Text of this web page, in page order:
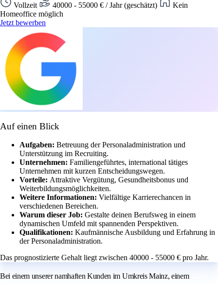
Vollzeit 40000 - 55000 € / Jahr (geschätzt)
Kein
Homeoffice möglich
Jetzt bewerben
Auf einen Blick
Aufgaben: Betreuung der Personaladministration und
Unterstützung im Recruiting.
Unternehmen: Familiengeführtes, international tätiges
Unternehmen mit kurzen Entscheidungswegen.
Vorteile: Attraktive Vergütung, Gesundheitsbonus und
Weiterbildungsmöglichkeiten.
Weitere Informationen: Vielfältige Karrierechancen in
verschiedenen Bereichen.
Warum dieser Job: Gestalte deinen Berufsweg in einem
dynamischen Umfeld mit spannenden Perspektiven.
Qualifikationen: Kaufmännische Ausbildung und Erfahrung in
der Personaladministration.
Das prognostizierte Gehalt liegt zwischen 40000 - 55000 € pro Jahr.
Bei einem unserer namhaften Kunden im Umkreis Mainz, einem